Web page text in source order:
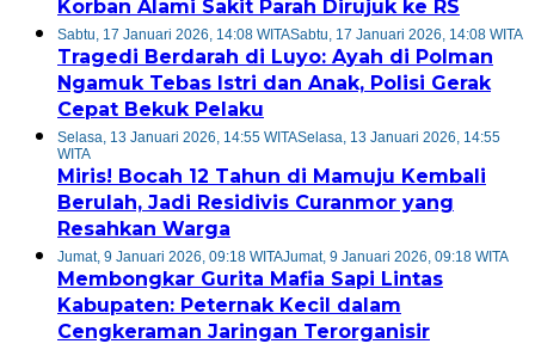
Korban Alami Sakit Parah Dirujuk ke RS
Sabtu, 17 Januari 2026, 14:08 WITASabtu, 17 Januari 2026, 14:08 WITA
Tragedi Berdarah di Luyo: Ayah di Polman
Ngamuk Tebas Istri dan Anak, Polisi Gerak
Cepat Bekuk Pelaku
Selasa, 13 Januari 2026, 14:55 WITASelasa, 13 Januari 2026, 14:55
WITA
Miris! Bocah 12 Tahun di Mamuju Kembali
Berulah, Jadi Residivis Curanmor yang
Resahkan Warga
Jumat, 9 Januari 2026, 09:18 WITAJumat, 9 Januari 2026, 09:18 WITA
Membongkar Gurita Mafia Sapi Lintas
Kabupaten: Peternak Kecil dalam
Cengkeraman Jaringan Terorganisir